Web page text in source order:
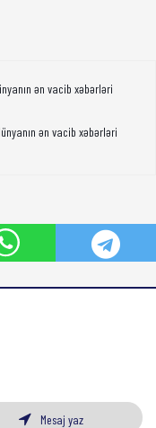
ən vacib xəbərləri
ən vacib xəbərləri
Mesaj yaz